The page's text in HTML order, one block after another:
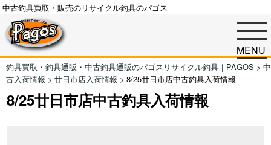
中古釣具買取・販売のリサイクル釣具のパゴス
MENU
釣具買取・釣具通販・中古釣具通販のパゴスリサイクル釣具｜PAGOS > 中
古入荷情報 > 廿日市店入荷情報 > 8/25廿日市店中古釣具入荷情報
8/25廿日市店中古釣具入荷情報